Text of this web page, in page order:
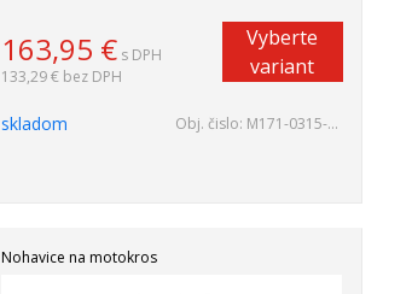
163,95 € s DPH
133,29 € bez DPH
Vyberte
variant
skladom Obj. čislo: M171-0315-32
Nohavice na motokros